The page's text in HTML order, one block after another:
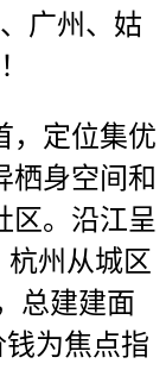
广州、姑
定位集优
栖身空间和
区。沿江呈
杭州从城区
总建建面
为焦点指